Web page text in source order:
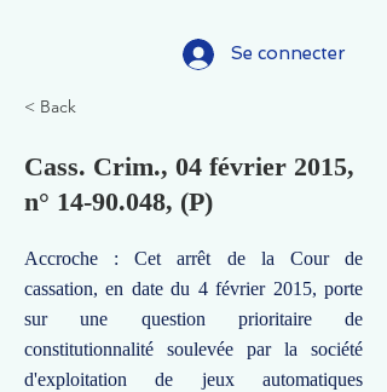
Se connecter
< Back
Cass. Crim., 04 février 2015,
n° 14-90.048, (P)
Accroche : Cet arrêt de la Cour de
cassation, en date du 4 février 2015, porte
sur une question prioritaire de
constitutionnalité soulevée par la société
d'exploitation de jeux automatiques